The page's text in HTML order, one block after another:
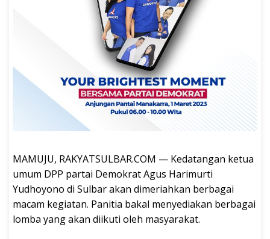
MAMUJU, RAKYATSULBAR.COM — Kedatangan ketua
umum DPP partai Demokrat Agus Harimurti
Yudhoyono di Sulbar akan dimeriahkan berbagai
macam kegiatan. Panitia bakal menyediakan berbagai
lomba yang akan diikuti oleh masyarakat.